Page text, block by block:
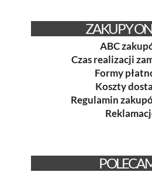
ZAKUPY
ABC
Czas realizacji
Formy
Koszty
Regulamin